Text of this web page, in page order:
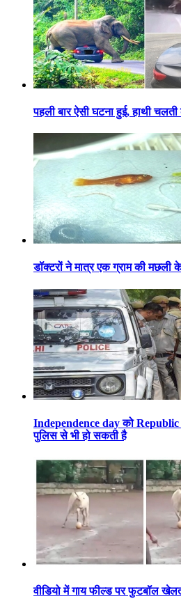
पहली बार ऐसी घटना हुई, हाथी
डॉक्टरों ने मात्र एक ग्राम की मछली
Independence day को
पुलिस से भी हो सकती है
वीडियो में गाय फील्ड पर फुटबॉल